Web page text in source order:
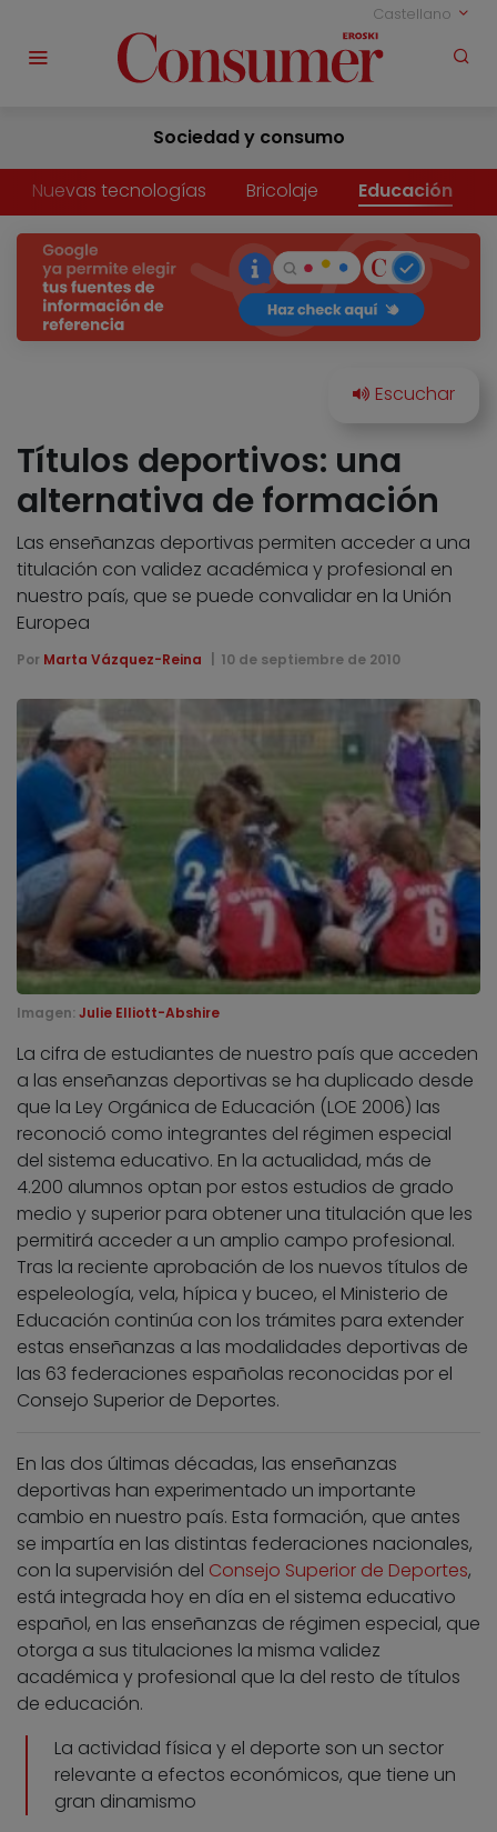
Castellano
Sociedad y consumo
Nuevas tecnologías Bricolaje Educación
Títulos deportivos: una
alternativa de formación
Las enseñanzas deportivas permiten acceder a una
titulación con validez académica y profesional en
nuestro país, que se puede convalidar en la Unión
Europea
Por Marta Vázquez-Reina 10 de septiembre de 2010
Imagen: Julie Elliott-Abshire
La cifra de estudiantes de nuestro país que acceden
a las enseñanzas deportivas se ha duplicado desde
que la Ley Orgánica de Educación (LOE 2006) las
reconoció como integrantes del régimen especial
del sistema educativo. En la actualidad, más de
4.200 alumnos optan por estos estudios de grado
medio y superior para obtener una titulación que les
permitirá acceder a un amplio campo profesional.
Tras la reciente aprobación de los nuevos títulos de
espeleología, vela, hípica y buceo, el Ministerio de
Educación continúa con los trámites para extender
estas enseñanzas a las modalidades deportivas de
las 63 federaciones españolas reconocidas por el
Consejo Superior de Deportes.
En las dos últimas décadas, las enseñanzas
deportivas han experimentado un importante
cambio en nuestro país. Esta formación, que antes
se impartía en las distintas federaciones nacionales,
con la supervisión del Consejo Superior de Deportes,
está integrada hoy en día en el sistema educativo
español, en las enseñanzas de régimen especial, que
otorga a sus titulaciones la misma validez
académica y profesional que la del resto de títulos
de educación.
La actividad física y el deporte son un sector
relevante a efectos económicos, que tiene un
gran dinamismo